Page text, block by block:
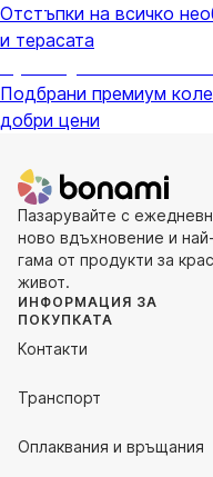
Отстъпки на всичко
и терасата
Подбрани премиум
добри цени
Пазарувайте с
ново вдъхновение и
гама от продукти за
живот.
ИНФОРМАЦИЯ ЗА
ПОКУПКАТА
Контакти
Транспорт
Оплаквания и връщания